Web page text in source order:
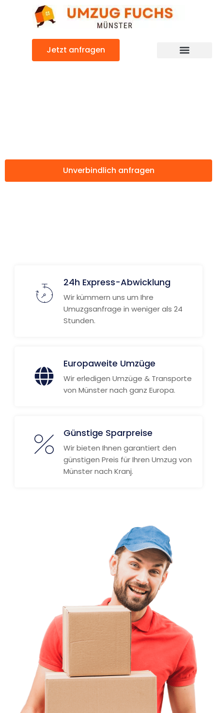
Jetzt anfragen
Unverbindlich anfragen
24h Express-Abwicklung
Wir kümmern uns um Ihre
Umuzgsanfrage in weniger als 24
Stunden.
Europaweite Umzüge
Wir erledigen Umzüge & Transporte
von Münster nach ganz Europa.
Günstige Sparpreise
Wir bieten Ihnen garantiert den
günstigen Preis für Ihren Umzug von
Münster nach Kranj.